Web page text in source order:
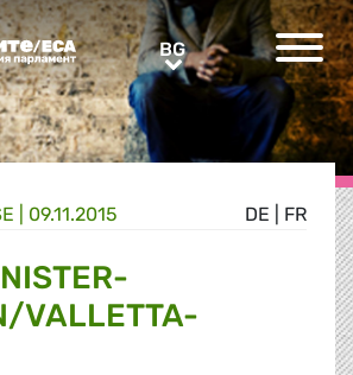
BGBG
DE FR
| 09.11.2015
VALLETTA-